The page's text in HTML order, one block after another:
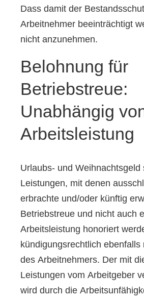
Dass damit der
Arbeitnehmer beeinträchtigt
nicht anzunehmen.
Belohnung für
Betriebstreue:
Unabhängig
Arbeitsleistung
Urlaubs- und Weihnachtsgeld
Leistungen, mit denen
erbrachte und/oder künftig
Betriebstreue und nicht auch
Arbeitsleistung honoriert
kündigungsrechtlich ebenfalls
des Arbeitnehmers. Der mit
Leistungen vom Arbeitgeber
wird durch die